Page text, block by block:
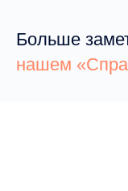
Больше
нашем